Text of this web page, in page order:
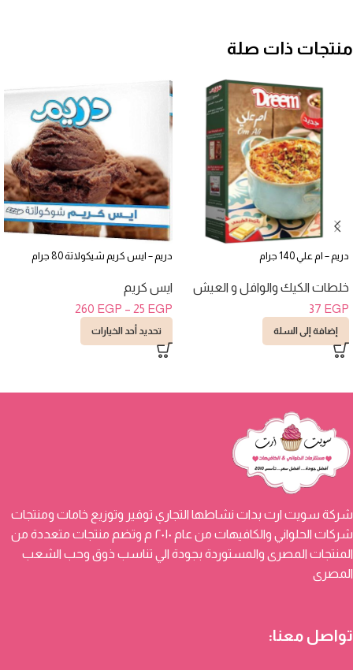
منتجات ذات صلة
دريم – ام علي 140 جرام
خلطات الكيك والوافل و العيش
37 EGP
إضافة إلى السلة
دريم – ايس كريم شيكولاتة 80 جرام
ايس كريم
25 EGP
–
260 EGP
تحديد أحد الخيارات
شركة سويت ارت بدات نشاطها التجاري توفير وتوزيع خامات ومنتجات
شركات الحلواني والكافيهات من عام ٢٠١٠ م وتضم منتجات متعددة من
المنتجات المصرى والمستوردة بجودة الي تناسب ذوق وحب الشعب
المصرى
تواصل معنا: